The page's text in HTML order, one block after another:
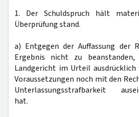
1. Der Schuldspruch hält
Überprüfung stand.
a) Entgegen der Auffassung der
Ergebnis nicht zu
Landgericht im Urteil
Voraussetzungen noch mit den
Unterlassungsstrafbarkeit
hat.